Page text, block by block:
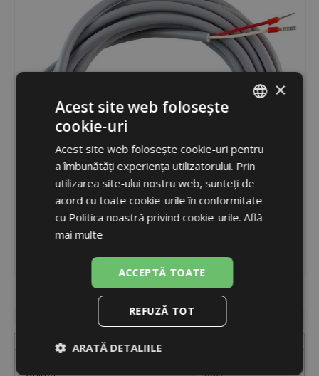
9109
Etichetă
Unități
buc.
ENGLISH
×
Acest site web folosește
cookie-uri
Acest site web folosește cookie-uri pentru
a îmbunătăți experiența utilizatorului. Prin
utilizarea site-ului nostru web, sunteți de
acord cu toate cookie-urile în conformitate
cu Politica noastră privind cookie-urile. Află
mai multe
ACCEPTĂ TOATE
REFUZĂ TOT
ARATĂ DETALIILE